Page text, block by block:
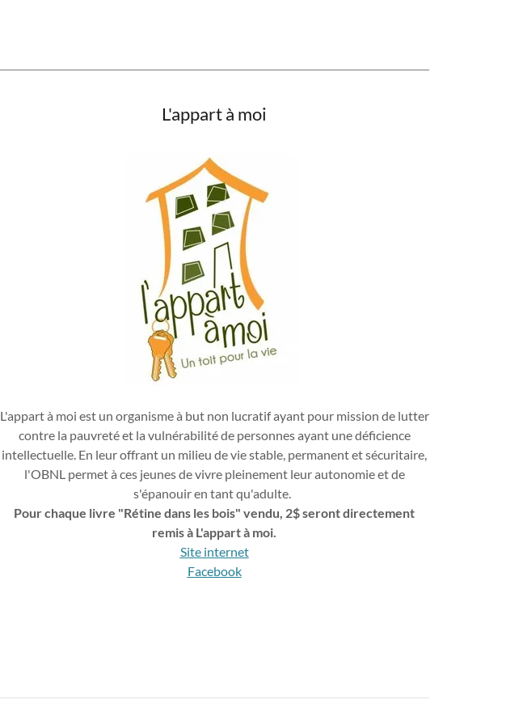
L'appart à moi
L'appart à moi est un organisme à but non lucratif ayant pour mission de lutter
contre la pauvreté et la vulnérabilité de personnes ayant une déficience
intellectuelle. En leur offrant un milieu de vie stable, permanent et sécuritaire,
l'OBNL permet à ces jeunes de vivre pleinement leur autonomie et de
s'épanouir en tant qu'adulte.
Pour chaque livre "Rétine dans les bois" vendu, 2$ seront directement
remis à L'appart à moi.
Site internet
Facebook